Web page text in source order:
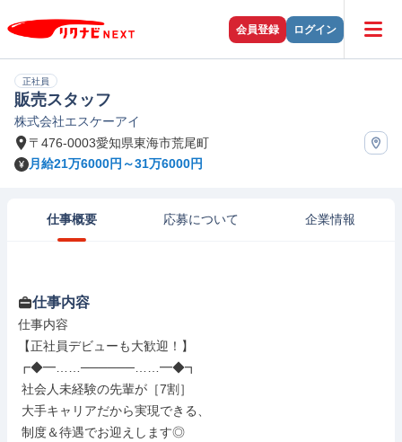
会員登録 ログイン
正社員
販売スタッフ
株式会社エスケーアイ
〒476-0003愛知県東海市荒尾町
月給21万6000円～31万6000円
仕事概要 応募について 企業情報
仕事内容
仕事内容
【正社員デビューも大歓迎！】
┏◆━……──────……━◆┓